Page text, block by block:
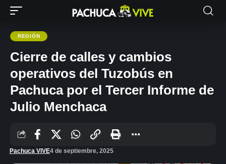
REGIÓN
Cierre de calles y cambios
operativos del Tuzobús en
Pachuca por el Tercer Informe de
Julio Menchaca
Pachuca VIVE4 de septiembre, 2025